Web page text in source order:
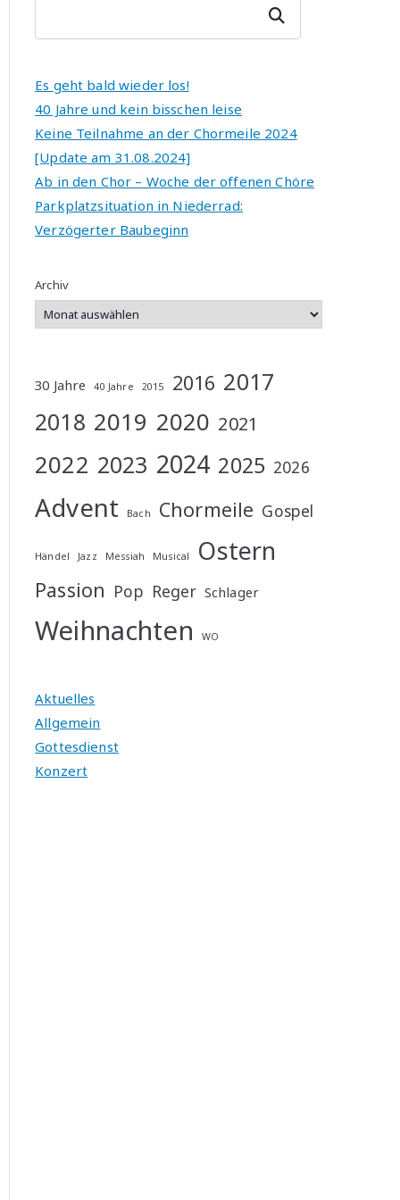
n
ti
v
e
:
Suchen
Es geht bald wieder los!
40 Jahre und kein bisschen leise
Keine Teilnahme an der Chormeile 2024
[Update am 31.08.2024]
Ab in den Chor – Woche der offenen Chöre
Parkplatzsituation in Niederrad:
Verzögerter Baubeginn
Archiv
30 Jahre 40 Jahre 2015 2016 2017
2018 2019 2020 2021
2022 2023 2024 2025 2026
Advent Bach Chormeile Gospel
Händel Jazz Messiah Musical Ostern
Passion Pop Reger Schlager
Weihnachten WO
Aktuelles
Allgemein
Gottesdienst
Konzert